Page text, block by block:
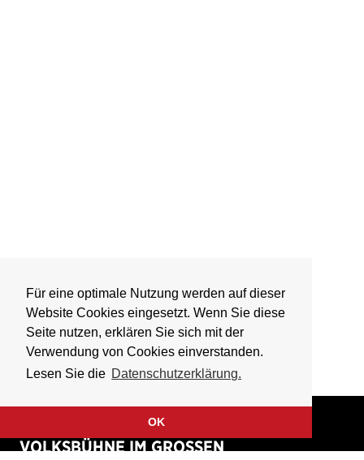
Für eine optimale Nutzung werden auf dieser
Website Cookies eingesetzt. Wenn Sie diese
Seite nutzen, erklären Sie sich mit der
Verwendung von Cookies einverstanden.
Lesen Sie die Datenschutzerklärung.
OK
VOLKSBÜHNE IM GROSSEN